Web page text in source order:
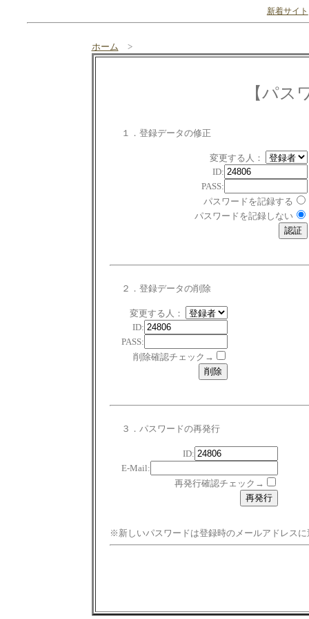
新着サイト
ホーム >
【パス
１．登録データの修正
変更する人：
ID:
PASS:
パスワードを記録する
パスワードを記録しない
２．登録データの削除
変更する人：
ID:
PASS:
削除確認チェック→
３．パスワードの再発行
ID:
E-Mail:
再発行確認チェック→
※新しいパスワードは登録時のメールアドレスに